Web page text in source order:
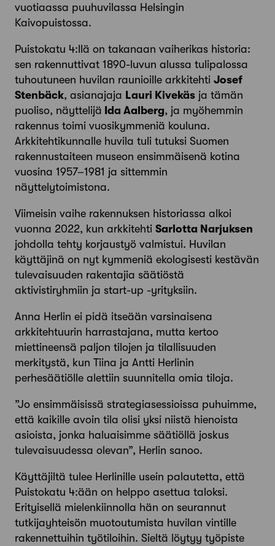
vuotiaassa puu­huvilassa Helsingin
Kaivopuistossa.
Puistokatu 4:llä on takanaan vaiherikas historia:
sen rakennuttivat 1890-luvun alussa tulipalossa
tuhoutuneen huvilan raunioille arkkitehti Josef
Stenbäck, asianajaja Lauri Kivekäs ja tämän
puoliso, näyttelijä Ida Aalberg, ja myöhemmin
rakennus toimi vuosikymmeniä kouluna.
Arkkitehtikunnalle huvila tuli tutuksi Suomen
rakennustaiteen museon ensimmäisenä kotina
vuosina 1957–1981 ja sittemmin
näyttelytoimistona.
Viimeisin vaihe rakennuksen historiassa alkoi
vuonna 2022, kun arkkitehti Sarlotta Narjuksen
johdolla tehty korjaustyö valmistui. Huvilan
käyttäjinä on nyt kymmeniä ekologisesti kestävän
tulevaisuuden rakentajia säätiöstä
aktivistiryhmiin ja start-up -yrityksiin.
Anna Herlin ei pidä itseään varsinaisena
arkkitehtuurin harrastajana, mutta kertoo
miettineensä paljon tilojen ja tilallisuuden
merkitystä, kun Tiina ja Antti Herlinin
perhesäätiölle alettiin suunnitella omia tiloja.
”Jo ensimmäisissä strategiasessioissa puhuimme,
että kaikille avoin tila olisi yksi niistä hienoista
asioista, jonka haluai­simme säätiöllä joskus
tulevaisuudessa olevan”, Herlin sanoo.
Käyttäjiltä tulee Herlinille usein palautetta, että
Puistokatu 4:ään on helppo asettua taloksi.
Erityisellä mielenkiinnolla hän on seurannut
tutkijayhteisön muotoutumista huvilan vintille
rakennettuihin työtiloihin. Sieltä löytyy työpiste